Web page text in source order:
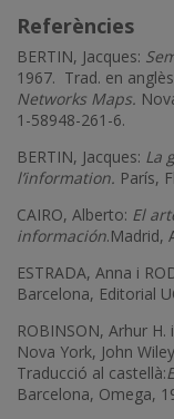
Referències
BERTIN, Jacques:
1967. Trad. en
Networks Maps.
1-58948-261-6.
BERTIN, Jacques: La
l’information. París,
CAIRO, Alberto: El
información.Madrid,
ESTRADA, Anna i
Barcelona, Editorial
ROBINSON, Arhur H.
Nova York, John
Traducció al castellà:
Barcelona, Omega,